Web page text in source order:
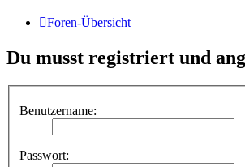
Foren-Übersicht
Du musst registriert und
Benutzername:
Passwort: